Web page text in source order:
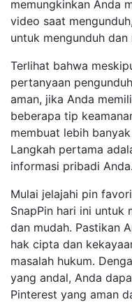
memungkinkan Anda
video saat
untuk mengunduh
Terlihat bahwa
pertanyaan
aman, jika Anda
beberapa tip
membuat lebih
Langkah pertama
informasi pribadi Anda.
Mulai jelajahi pin
SnapPin hari ini untuk
dan mudah. Pastikan
hak cipta dan
masalah hukum.
yang andal, Anda
Pinterest yang aman